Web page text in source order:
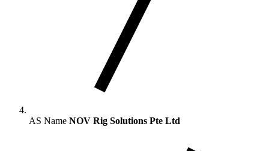
AS Name NOV Rig Solutions Pte Ltd